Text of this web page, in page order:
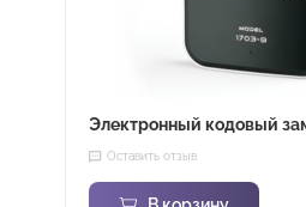
Электронный кодовый
Оставить отзыв